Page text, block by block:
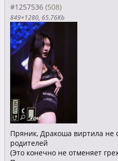
#1257536
849×1280 65.76Kb
Пряник, Дракоша виртила не
родителей
(Это конечно не отменяет